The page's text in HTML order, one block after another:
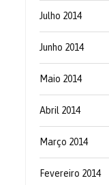
Julho 2014
Junho 2014
Maio 2014
Abril 2014
Março 2014
Fevereiro 2014